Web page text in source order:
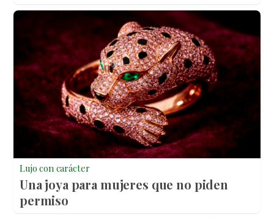
Lujo con carácter
Una joya para mujeres que no piden
permiso